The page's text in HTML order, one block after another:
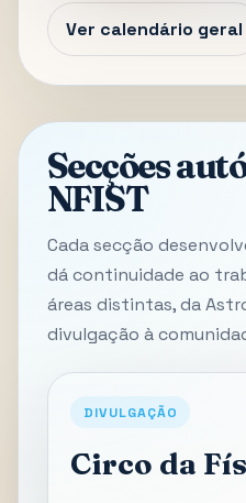
Ver calendário geral
Secções
NFIST
Cada secção
dá continuidade ao
áreas distintas, da
divulgação à
DIVULGAÇÃO
Circo da